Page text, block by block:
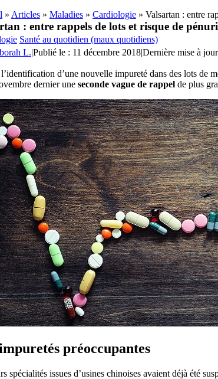
» Articles» Maladies» Cardiologie» Valsartan : entre
: entre rappels de lots et risque de
Santé au quotidien (maux quotidiens)
L.|Publié le : 11 décembre 2018|Dernière mise à
d’une nouvelle impureté dans des lots de
dernier une seconde vague de rappelde plus
préoccupantes
spécialités issues d’usines chinoises avaient déjà été